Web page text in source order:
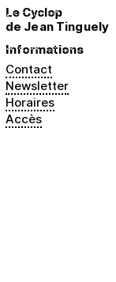
Le Cyclop
de Jean Tinguely
Informations
Contact
Newsletter
Horaires
Accès